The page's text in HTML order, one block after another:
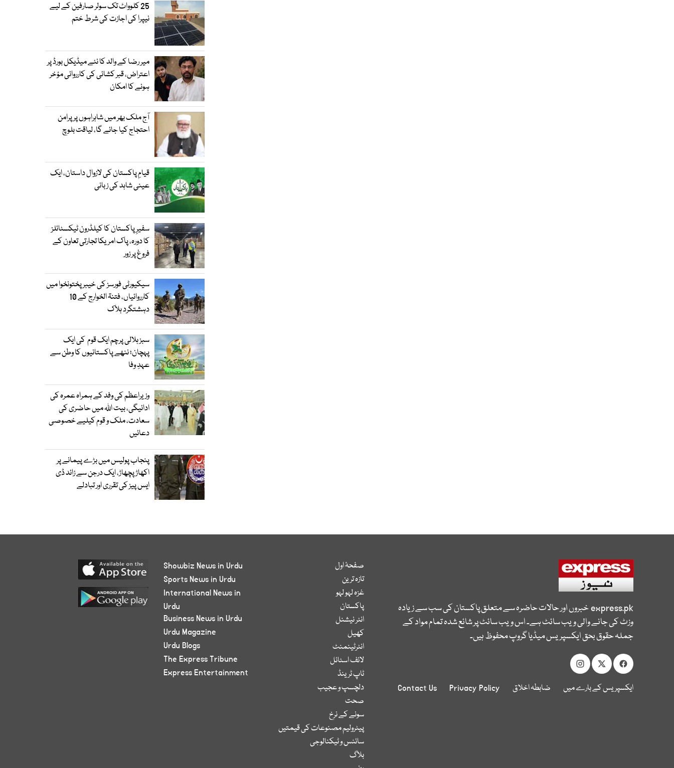
25 کلوواٹ تک سولر صارفین کے لیے
نیپرا کی اجازت کی شرط ختم
میر رضا کے والد کا نئے میڈیکل بورڈ پر
اعتراض، قبر کشائی کی کارروائی مؤخر
ہونے کا امکان
آج ملک بھر میں شاہراہوں پر پرامن
احتجاج کیا جائے گا، لیاقت بلوچ
قیامِ پاکستان کی لازوال داستان، ایک
عینی شاہد کی زبانی
سفیرِ پاکستان کا کیلڈرون ٹیکسٹائلز
کا دورہ، پاک امریکا تجارتی تعاون کے
فروغ پر زور
سیکیورٹی فورسز کی خیبر پختونخوا میں
کارروائیاں، فتنۃ الخوارج کے 10
دہشتگرد ہلاک
سبز ہلالی پرچم ایک قوم کی ایک
پہچان؛ ننھے پاکستانیوں کا وطن سے
عہدِ وفا
وزیراعظم کی وفد کے ہمراہ عمرہ کی
ادائیگی، بیت اللہ میں حاضری کی
سعادت، ملک و قوم کیلیے خصوصی
دعائیں
پنجاب پولیس میں بڑے پیمانے پر
اکھاڑ پچھاڑ، ایک درجن سے زائد ڈی
ایس پیز کی تقرری اور تبادلے
express.pkخبروں اور حالات حاضرہ سے متعلق پاکستان کی سب سے زیادہ
وزٹ کی جانے والی ویب سائٹ ہے۔ اس ویب سائٹ پر شائع شدہ تمام مواد کے
جملہ حقوق بحق ایکسپریس میڈیا گروپ محفوظ ہیں۔
ایکسپریس کے بارے میں ضابطہ اخلاق Privacy Policy
Contact Us
صفحۂ اول
تازہ ترین
غزہ لہو لہو
پاکستان
انٹر نیشنل
کھیل
انٹرٹینمنٹ
لائف اسٹائل
ٹاپ ٹرینڈ
دلچسپ و عجیب
صحت
سونے کے نرخ
پیٹرولیم مصنوعات کی قیمتیں
سائنس و ٹیکنالوجی
بلاگ
Showbiz News in Urdu
Sports News in Urdu
International News in
Urdu
Business News in Urdu
Urdu Magazine
Urdu Blogs
The Express Tribune
Express Entertainment